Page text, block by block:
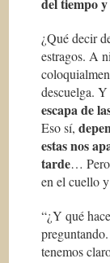
¿Qué decir
estragos. A
descuelga.
escapa de
Eso sí,
estas nos
tarde… Pero
en el cuello
“¿Y qué
tenemos